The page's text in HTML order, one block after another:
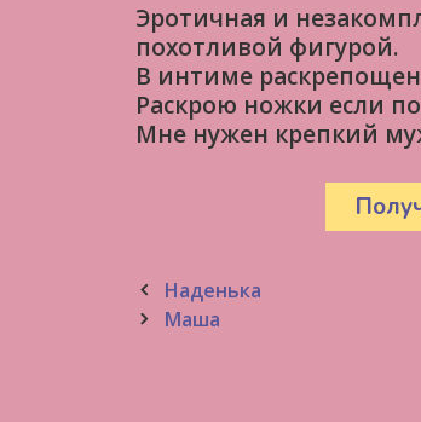
Эротичная и
похотливой фигурой.
В интиме
Раскрою ножки если
Мне нужен крепкий
Post
navigation
Наденька
Маша